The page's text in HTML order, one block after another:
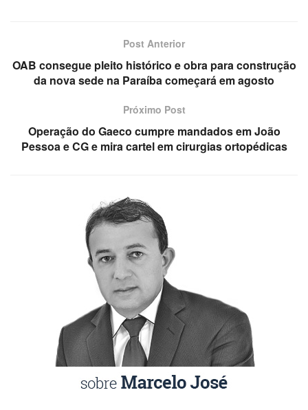
Post Anterior
OAB consegue pleito histórico e obra para construção
da nova sede na Paraíba começará em agosto
Próximo Post
Operação do Gaeco cumpre mandados em João
Pessoa e CG e mira cartel em cirurgias ortopédicas